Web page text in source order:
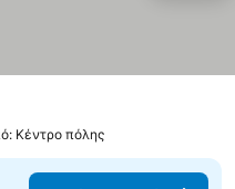
Κέντρο πόλης